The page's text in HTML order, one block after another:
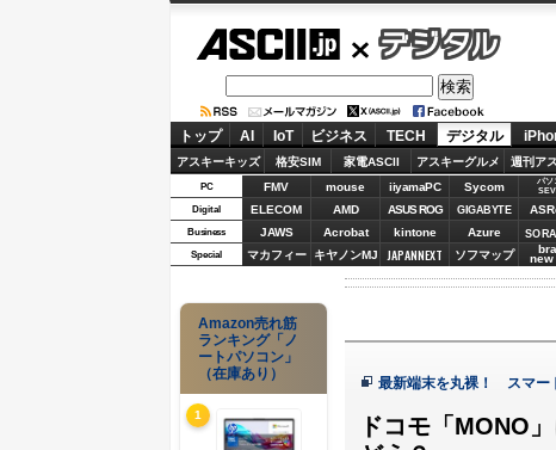
デジタル
トップ AI IoT ビジネス TECH デジタル
アスキーキッズ 格安SIM 家電ASCII アスキーグルメ 週刊ア
PC FMV mouse iiyamaPC Sycom
パソ
Digital ELECOM AMD ASUS ROG GIGABYTE
Business JAWS Acrobat kintone Azure
Special マカフィー キヤノンMJ JAPANNEXT ソフマップ new
最新端末を丸裸！ スマー
ドコモ「MONO
Amazon売れ筋
ランキング「ノ
ートパソコン」
（在庫あり）
1